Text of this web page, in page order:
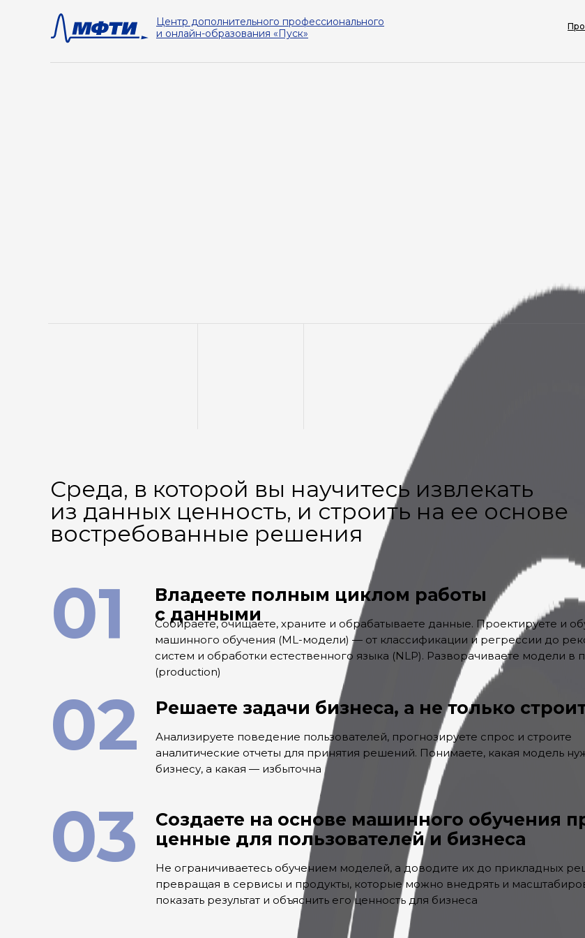
Центр дополнительного профессионального
и онлайн-образования «Пуск»
Решаете задачи бизнеса, а не только
Анализируете поведение пользователей, прогнозируете спрос и строите
аналитические отчеты для принятия решений. Понимаете, какая модель
бизнесу, а какая — избыточна
02
Собираете, очищаете, храните и обрабатываете данные. Проектируете и
машинного обучения (ML-модели) — от классификации и регрессии до
систем и обработки естественного языка (NLP). Разворачиваете модели в
(production)
Владеете полным циклом работы
с данными
01
Создаете на основе машинного обучения
ценные для пользователей и бизнеса
Не ограничиваетесь обучением моделей, а доводите их до прикладных
превращая в сервисы и продукты, которые можно внедрять и
показать результат и объяснить его ценность для бизнеса
03
Среда, в которой вы научитесь извлекать
из данных ценность, и строить на ее основе
востребованные решения